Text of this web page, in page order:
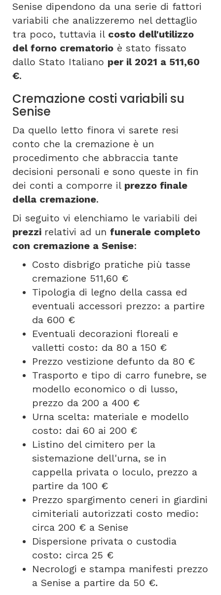
Senise dipendono da una serie di fattori
variabili che analizzeremo nel dettaglio
tra poco, tuttavia il costo dell'utilizzo
del forno crematorio è stato fissato
dallo Stato Italiano per il 2021 a 511,60
€.
Cremazione costi variabili su
Senise
Da quello letto finora vi sarete resi
conto che la cremazione è un
procedimento che abbraccia tante
decisioni personali e sono queste in fin
dei conti a comporre il prezzo finale
della cremazione.
Di seguito vi elenchiamo le variabili dei
prezzi relativi ad un funerale completo
con cremazione a Senise:
Costo disbrigo pratiche più tasse
cremazione 511,60 €
Tipologia di legno della cassa ed
eventuali accessori prezzo: a partire
da 600 €
Eventuali decorazioni floreali e
valletti costo: da 80 a 150 €
Prezzo vestizione defunto da 80 €
Trasporto e tipo di carro funebre, se
modello economico o di lusso,
prezzo da 200 a 400 €
Urna scelta: materiale e modello
costo: dai 60 ai 200 €
Listino del cimitero per la
sistemazione dell'urna, se in
cappella privata o loculo, prezzo a
partire da 100 €
Prezzo spargimento ceneri in giardini
cimiteriali autorizzati costo medio:
circa 200 € a Senise
Dispersione privata o custodia
costo: circa 25 €
Necrologi e stampa manifesti prezzo
a Senise a partire da 50 €.